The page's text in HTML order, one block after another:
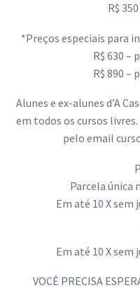
R$
*Preços especiais para
R$ 630 –
R$ 890 –
Alunes e ex-alunes d’A
em todos os cursos
pelo email
Parcela única
Em até 10 X
Em até 10 X
VOCÊ PRECISA